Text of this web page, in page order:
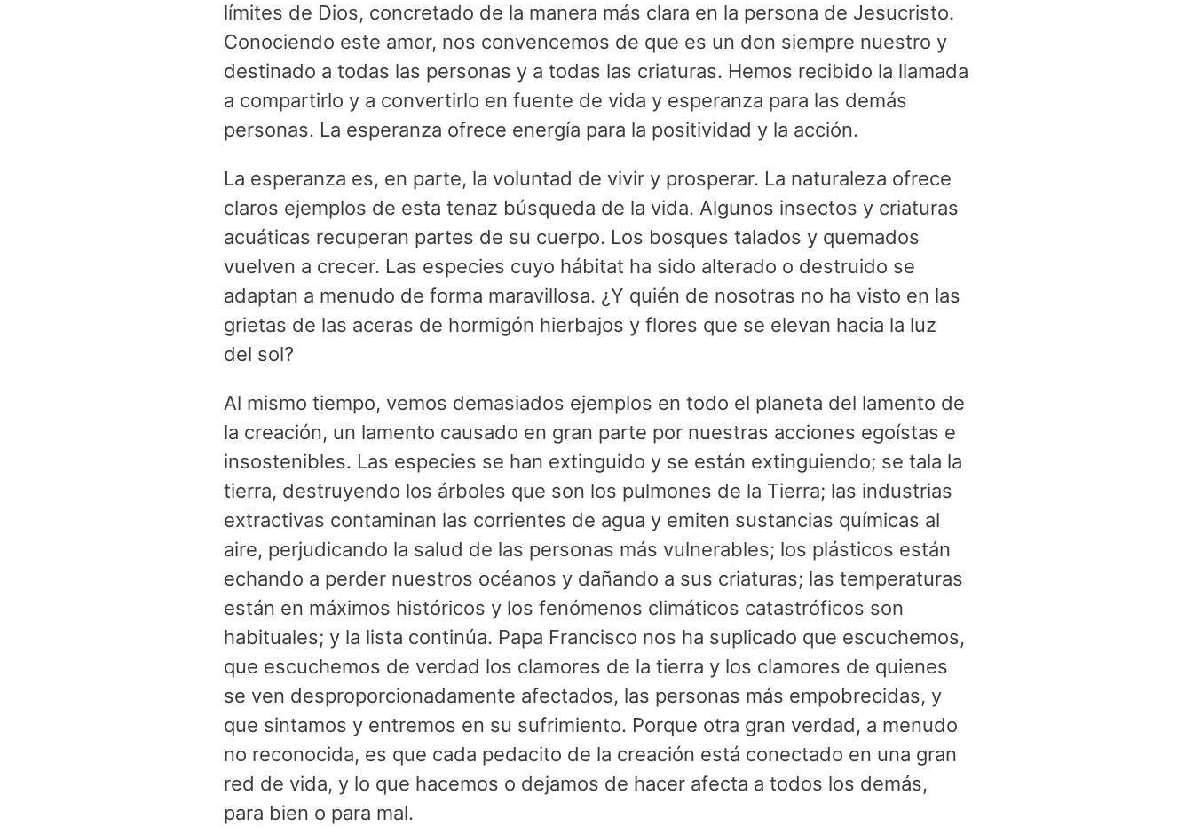
límites de Dios, concretado de la manera más clara en la persona de Jesucristo.
Conociendo este amor, nos convencemos de que es un don siempre nuestro y
destinado a todas las personas y a todas las criaturas. Hemos recibido la llamada
a compartirlo y a convertirlo en fuente de vida y esperanza para las demás
personas. La esperanza ofrece energía para la positividad y la acción.
La esperanza es, en parte, la voluntad de vivir y prosperar. La naturaleza ofrece
claros ejemplos de esta tenaz búsqueda de la vida. Algunos insectos y criaturas
acuáticas recuperan partes de su cuerpo. Los bosques talados y quemados
vuelven a crecer. Las especies cuyo hábitat ha sido alterado o destruido se
adaptan a menudo de forma maravillosa. ¿Y quién de nosotras no ha visto en las
grietas de las aceras de hormigón hierbajos y flores que se elevan hacia la luz
del sol?
Al mismo tiempo, vemos demasiados ejemplos en todo el planeta del lamento de
la creación, un lamento causado en gran parte por nuestras acciones egoístas e
insostenibles. Las especies se han extinguido y se están extinguiendo; se tala la
tierra, destruyendo los árboles que son los pulmones de la Tierra; las industrias
extractivas contaminan las corrientes de agua y emiten sustancias químicas al
aire, perjudicando la salud de las personas más vulnerables; los plásticos están
echando a perder nuestros océanos y dañando a sus criaturas; las temperaturas
están en máximos históricos y los fenómenos climáticos catastróficos son
habituales; y la lista continúa. Papa Francisco nos ha suplicado que escuchemos,
que escuchemos de verdad los clamores de la tierra y los clamores de quienes
se ven desproporcionadamente afectados, las personas más empobrecidas, y
que sintamos y entremos en su sufrimiento. Porque otra gran verdad, a menudo
no reconocida, es que cada pedacito de la creación está conectado en una gran
red de vida, y lo que hacemos o dejamos de hacer afecta a todos los demás,
para bien o para mal.